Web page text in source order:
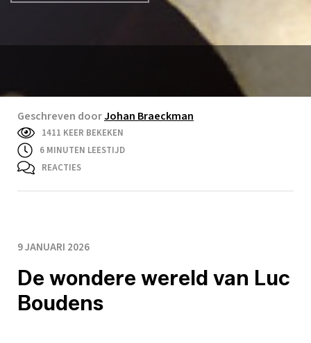
Geschreven doorJohan Braeckman
1411 KEER BEKEKEN
6 MINUTEN LEESTIJD
REACTIES
9 JANUARI 2026
De wondere wereld van Luc
Boudens